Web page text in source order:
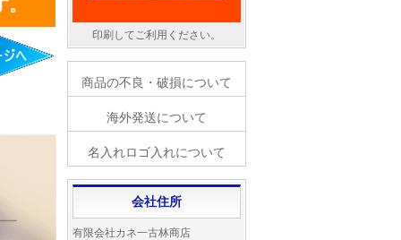
印刷してご利用ください。
商品の不良・破損について
海外発送について
名入れロゴ入れについて
会社住所
有限会社カネ一古林商店